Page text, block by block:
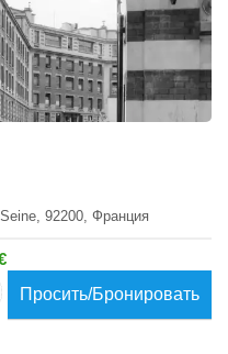
92200, Франция
Просить/Бронировать